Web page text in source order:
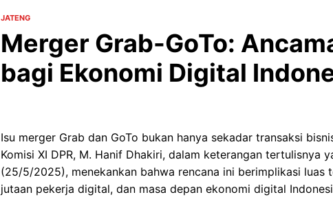
JATENG
Merger Grab-GoTo:
bagi Ekonomi Digital
Isu merger Grab dan GoTo bukan hanya sekadar transaksi
Komisi XI DPR, M. Hanif Dhakiri, dalam keterangan tertulisnya
(25/5/2025), menekankan bahwa rencana ini berimplikasi luas
jutaan pekerja digital, dan masa depan ekonomi digital